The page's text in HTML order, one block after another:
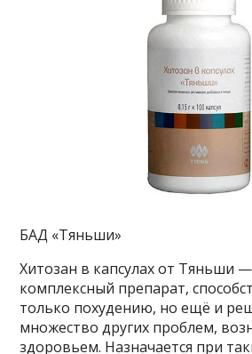
БАД «Тяньши»
Хитозан в капсулах от Тяньши
комплексный препарат,
только похудению, но ещё и
множество других проблем,
здоровьем. Назначается при